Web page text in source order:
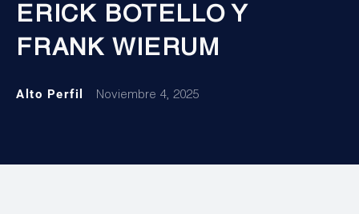
ERICK BOTELLO Y
FRANK WIERUM
Alto Perfil Noviembre 4, 2025